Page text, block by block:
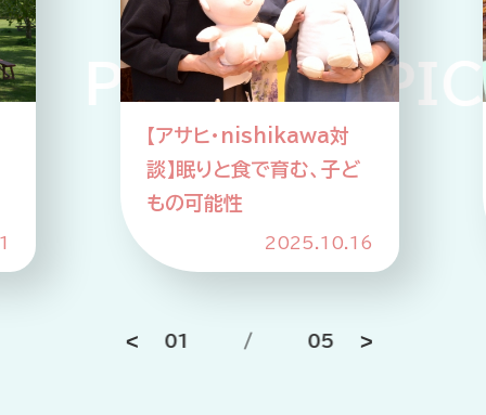
【アサヒ・nishikawa対
談】眠りと食で育む、子ど
もの可能性
2025.10.16
01 / 05